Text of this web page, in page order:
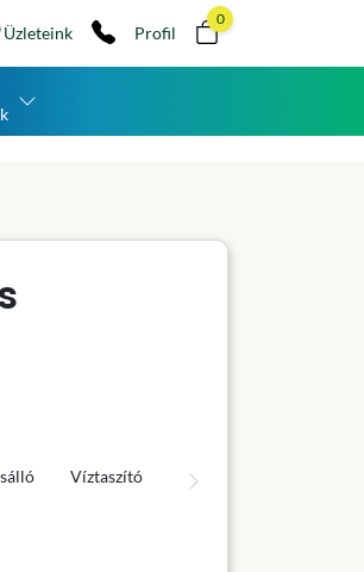
Üzleteink Profil
0
Víztaszító